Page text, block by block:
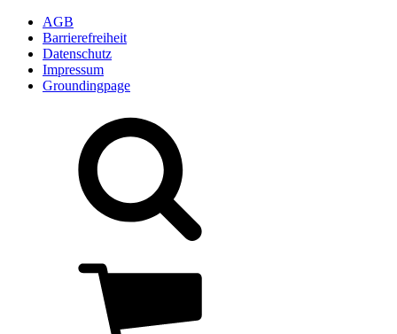
AGB
Barrierefreiheit
Datenschutz
Impressum
Groundingpage